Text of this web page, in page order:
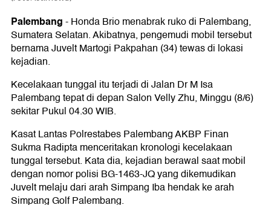
Palembang-Honda Brio menabrak ruko di Palembang,
Sumatera Selatan. Akibatnya, pengemudi mobil tersebut
bernama Juvelt Martogi Pakpahan (34) tewas di lokasi
kejadian.
Kecelakaan tunggal itu terjadi di Jalan Dr M Isa
Palembang tepat di depan Salon Velly Zhu, Minggu (8/6)
sekitar Pukul 04.30 WIB.
Kasat Lantas Polrestabes Palembang AKBP Finan
Sukma Radipta menceritakan kronologi kecelakaan
tunggal tersebut. Kata dia, kejadian berawal saat mobil
dengan nomor polisi BG-1463-JQ yang dikemudikan
Juvelt melaju dari arah Simpang Iba hendak ke arah
Simpang Golf Palembang.